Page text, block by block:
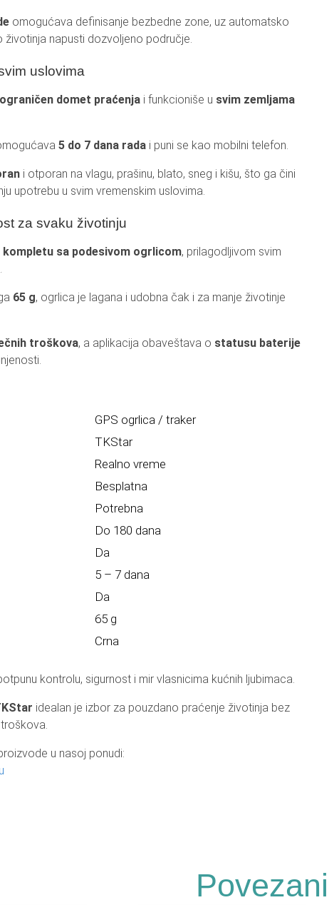
omogućava definisanje bezbedne zone, uz automatsko
životinja napusti dozvoljeno područje.
uslovima
domet praćenja i funkcioniše u svim zemljama
5 do 7 dana rada i puni se kao mobilni telefon.
i otporan na vlagu, prašinu, blato, sneg i kišu, što ga čini
upotrebu u svim vremenskim uslovima.
za svaku životinju
kompletu sa podesivom ogrlicom, prilagodljivom svim
65 g, ogrlica je lagana i udobna čak i za manje životinje
troškova, a aplikacija obaveštava o statusu baterije
GPS ogrlica / traker
TKStar
Realno vreme
Besplatna
Potrebna
Do 180 dana
Da
5 – 7 dana
Da
65 g
Crna
kontrolu, sigurnost i mir vlasnicima kućnih ljubimaca.
idealan je izbor za pouzdano praćenje životinja bez
u nasoj ponudi: